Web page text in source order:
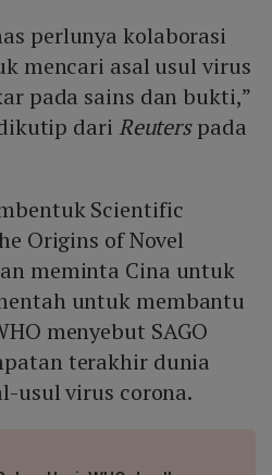
perlunya kolaborasi
mencari asal usul virus
pada sains dan bukti,”
dari Reuterspada
Scientific
Origins of Novel
meminta Cina untuk
untuk membantu
menyebut SAGO
terakhir dunia
usul virus corona.